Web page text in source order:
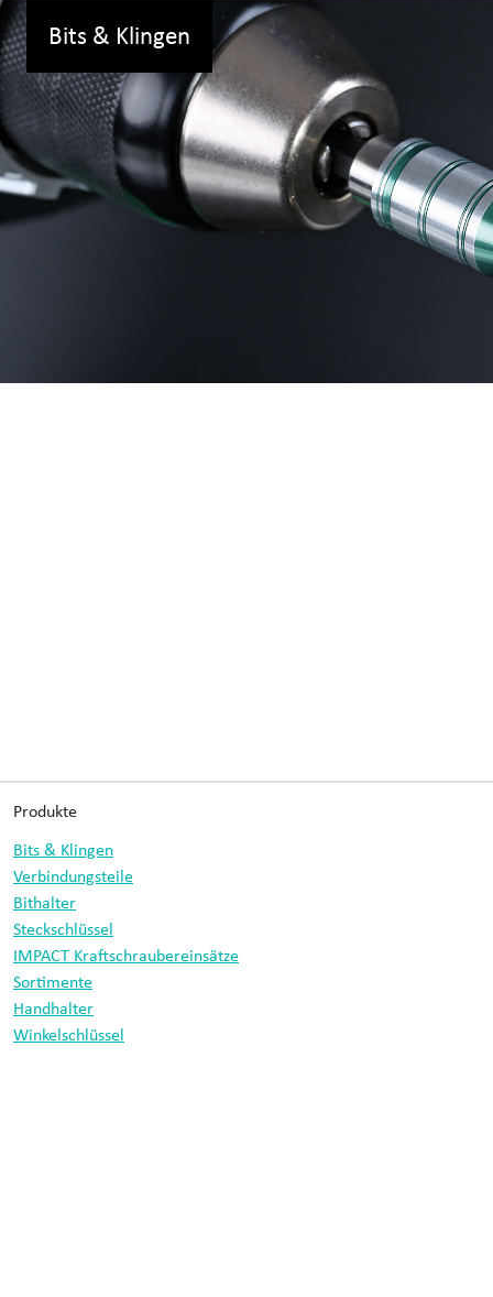
Bits & Klingen
Produkte
Bits & Klingen
Verbindungsteile
Bithalter
Steckschlüssel
IMPACT Kraftschraubereinsätze
Sortimente
Handhalter
Winkelschlüssel